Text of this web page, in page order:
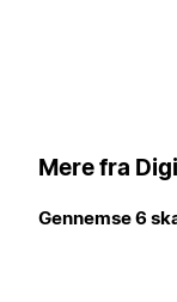
Mere fra
Gennemse 6